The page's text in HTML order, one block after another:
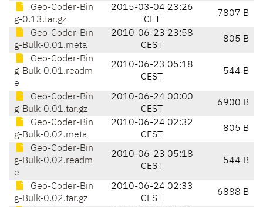
Geo-Coder-Bin
g-0.13.tar.gz
2015-03-04 23:26
CET
7807 B
Geo-Coder-Bin
g-Bulk-0.01.meta
2010-06-23 23:58
CEST
805 B
Geo-Coder-Bin
g-Bulk-0.01.readm
e
2010-06-23 05:18
CEST
544 B
Geo-Coder-Bin
g-Bulk-0.01.tar.gz
2010-06-24 00:00
CEST
6900 B
Geo-Coder-Bin
g-Bulk-0.02.meta
2010-06-24 02:32
CEST
805 B
Geo-Coder-Bin
g-Bulk-0.02.readm
e
2010-06-23 05:18
CEST
544 B
Geo-Coder-Bin
g-Bulk-0.02.tar.gz
2010-06-24 02:33
CEST
6888 B